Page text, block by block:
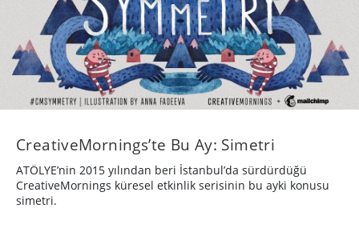
CreativeMornings’te Bu Ay: Simetri
ATÖLYE’nin 2015 yılından beri İstanbul’da sürdürdüğü
CreativeMornings küresel etkinlik serisinin bu ayki konusu
simetri.